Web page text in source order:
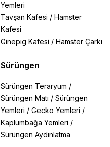
Yemleri
Tavşan Kafesi / Hamster
Kafesi
Ginepig Kafesi / Hamster Çarkı
Sürüngen
Sürüngen Teraryum /
Sürüngen Matı / Sürüngen
Yemleri / Gecko Yemleri /
Kaplumbağa Yemleri /
Sürüngen Aydınlatma